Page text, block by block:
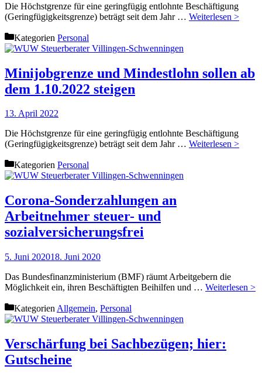
Die Höchstgrenze für eine geringfügig entlohnte Beschäftigung
(Geringfügigkeitsgrenze) beträgt seit dem Jahr … Weiterlesen >
Kategorien Personal
Minijobgrenze und Mindestlohn sollen ab
dem 1.10.2022 steigen
13. April 2022
Die Höchstgrenze für eine geringfügig entlohnte Beschäftigung
(Geringfügigkeitsgrenze) beträgt seit dem Jahr … Weiterlesen >
Kategorien Personal
Corona-Sonderzahlungen an
Arbeitnehmer steuer- und
sozialversicherungsfrei
5. Juni 202018. Juni 2020
Das Bundesfinanzministerium (BMF) räumt Arbeitgebern die
Möglichkeit ein, ihren Beschäftigten Beihilfen und … Weiterlesen >
Kategorien Allgemein, Personal
Verschärfung bei Sachbezügen; hier:
Gutscheine